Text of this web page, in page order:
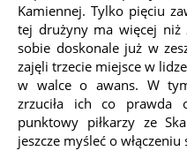
Kamiennej. Tylko pięciu
tej drużyny ma więcej niż
sobie doskonale już w
zajęli trzecie miejsce w
w walce o awans. W
zrzuciła ich co prawda
punktowy piłkarzy ze
jeszcze myśleć o